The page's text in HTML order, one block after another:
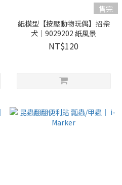
售完
紙模型【按壓動物玩偶】招柴
犬｜9029202 紙風景
NT$120